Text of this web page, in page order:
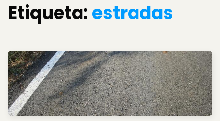
Etiqueta:estradas